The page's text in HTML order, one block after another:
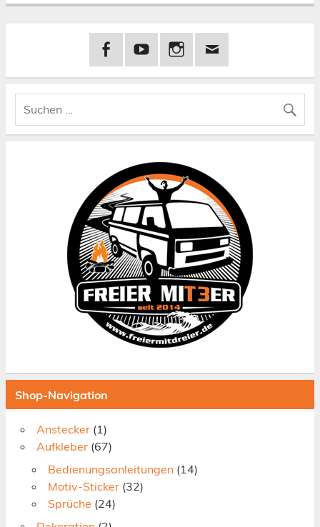
Shop-Navigation
Anstecker (1)
Aufkleber (67)
Bedienungsanleitungen (14)
Motiv-Sticker (32)
Sprüche (24)